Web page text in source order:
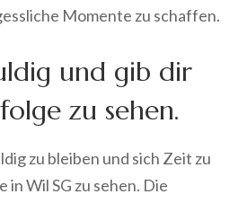
Momente zu schaffen.
und gib dir
zu sehen.
zu bleiben und sich Zeit zu
in Wil SG zu sehen. Die